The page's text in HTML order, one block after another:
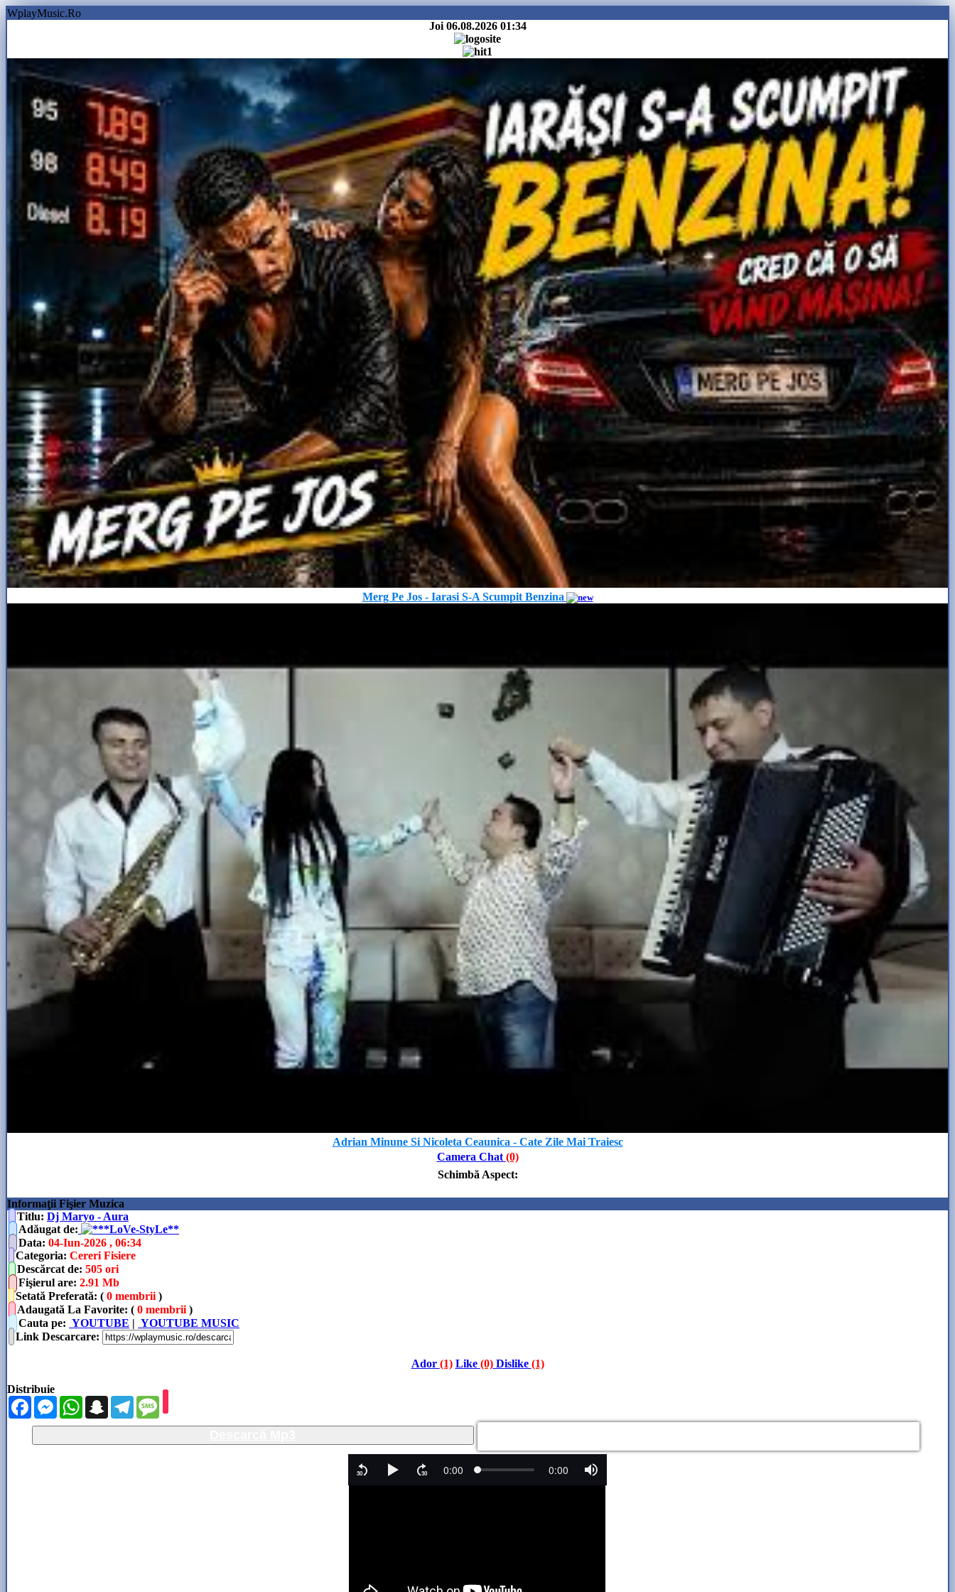
WplayMusic.Ro
Joi 06.08.2026 01:34
Merg Pe Jos - Iarasi S-A Scumpit Benzina
Adrian Minune Si Nicoleta Ceaunica - Cate Zile Mai Traiesc
Camera Chat (0)
Schimbă Aspect:
Informaţii Fişier Muzica
Titlu: Dj Maryo - Aura
Adăugat de:
**LoVe-StyLe**
Data: 04-Iun-2026 , 06:34
Categoria: Cereri Fisiere
Descărcat de: 505 ori
Fişierul are: 2.91 Mb
Setată Preferată: ( 0 membrii )
Adaugată La Favorite: ( 0 membrii )
Cauta pe: YOUTUBE | YOUTUBE MUSIC
Link Descarcare:
Ador (1) Like (0)Dislike (1)
Distribuie
FacebookMessengerWhatsAppSnapchatTelegram